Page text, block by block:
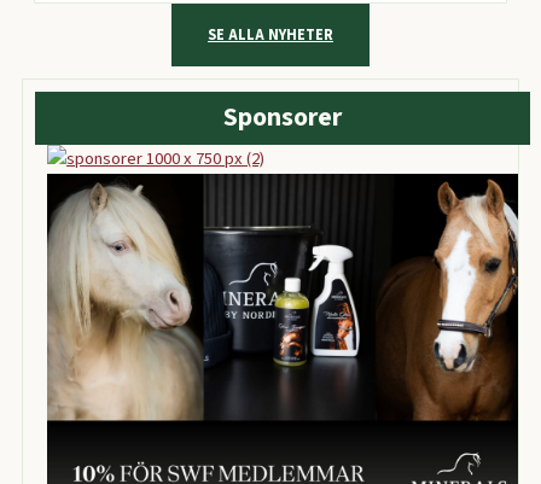
SE ALLA NYHETER
Sponsorer